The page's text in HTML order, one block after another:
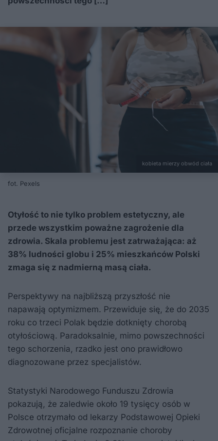
kobieta mierzy obwód ciała
fot. Pexels
Otyłość to nie tylko problem estetyczny, ale
przede wszystkim poważne zagrożenie dla
zdrowia. Skala problemu jest zatrważająca: aż
38% ludności globu i 25% mieszkańców Polski
zmaga się z nadmierną masą ciała.
Perspektywy na najbliższą przyszłość nie
napawają optymizmem. Przewiduje się, że do 2035
roku co trzeci Polak będzie dotknięty chorobą
otyłościową. Paradoksalnie, mimo powszechności
tego schorzenia, rzadko jest ono prawidłowo
diagnozowane przez specjalistów.
Statystyki Narodowego Funduszu Zdrowia
pokazują, że zaledwie około 19 tysięcy osób w
Polsce otrzymało od lekarzy Podstawowej Opieki
Zdrowotnej oficjalne rozpoznanie choroby